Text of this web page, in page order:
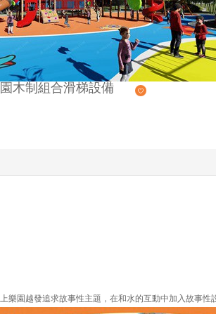
木制組合滑梯設備
園越發追求故事性主題，在和水的互動中加入故事性